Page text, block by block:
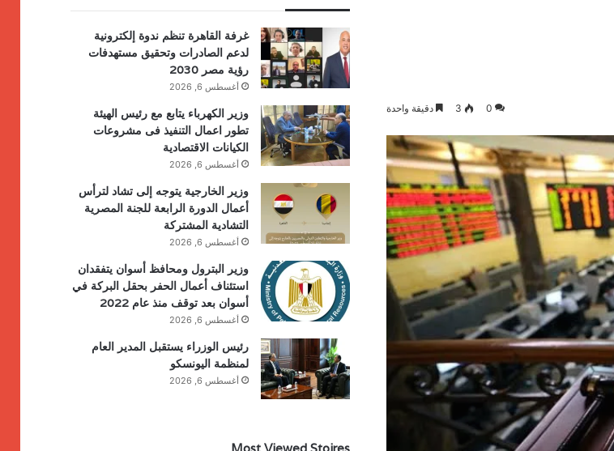
0
3 دقيقة واحدة
غرفة القاهرة تنظم ندوة إلكترونية
لدعم الصادرات وتحقيق مستهدفات
رؤية مصر 2030
أغسطس 6, 2026
وزير الكهرباء يتابع مع رئيس الهيئة
تطور اعمال التنفيذ فى مشروعات
الكيانات الاقتصادية
أغسطس 6, 2026
وزير الخارجية يتوجه إلى تشاد لترأس
أعمال الدورة الرابعة للجنة المصرية
التشادية المشتركة
أغسطس 6, 2026
وزير البترول ومحافظ أسوان يتفقدان
استئناف أعمال الحفر بحقل البركة في
أسوان بعد توقف منذ عام 2022
أغسطس 6, 2026
رئيس الوزراء يستقبل المدير العام
لمنظمة اليونسكو
أغسطس 6, 2026